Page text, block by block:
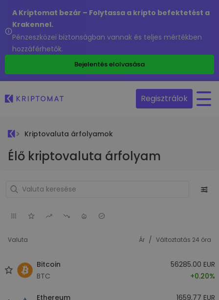
A Kriptomat bezár – Folytassa a kripto befektetést a
Krakennel.
Pénzeszközei biztonságban vannak és teljes mértékben
hozzáférhetők.
Bejelentés elolvasása
Regisztrálok
Kriptovaluta árfolyamok
Élő kriptovaluta árfolyam
Valuta Ár / Változtatás 24 óra
Bitcoin
BTC
56285.00 EUR
+0.20%
Ethereum
1659.77 EUR